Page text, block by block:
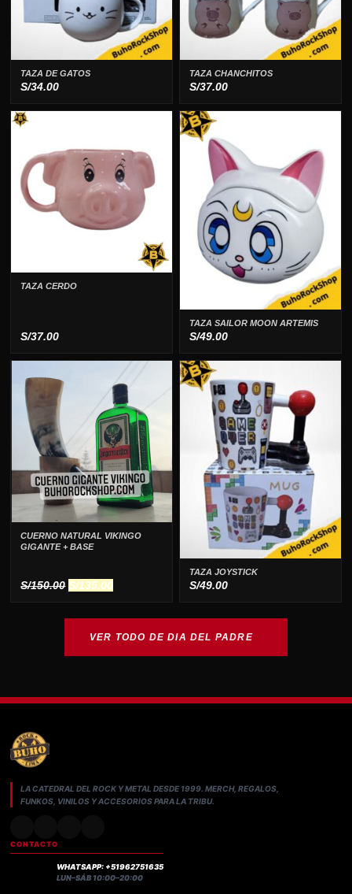
TAZA DE GATOS
S/34.00
TAZA CHANCHITOS
S/37.00
TAZA CERDO
S/37.00
TAZA SAILOR MOON ARTEMIS
S/49.00
CUERNO NATURAL VIKINGO
GIGANTE + BASE
S/150.00 El
original
S/135.00El
actual
es:
TAZA JOYSTICK
S/49.00
VER TODO DE DIA DEL PADRE
LA CATEDRAL DEL ROCK Y METAL DESDE 1999. MERCH, REGALOS,
FUNKOS, VINILOS Y ACCESORIOS PARA LA TRIBU.
CONTACTO
WHATSAPP: +51962751635
LUN–SÁB 10:00–20:00